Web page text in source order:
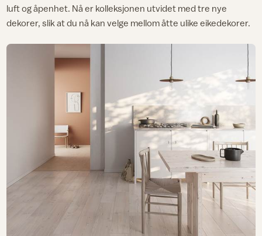
luft og åpenhet. Nå er kolleksjonen utvidet med tre nye
dekorer, slik at du nå kan velge mellom åtte ulike eikedekorer.